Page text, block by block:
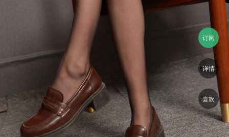
订阅
详情
喜欢